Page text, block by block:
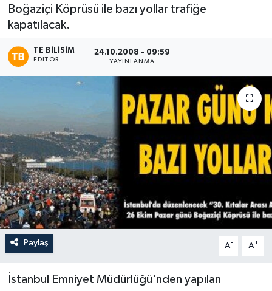
Boğaziçi Köprüsü ile bazı yollar trafiğe
kapatılacak.
TE BILISIM
EDITÖR
24.10.2008 - 09:59
YAYINLANMA
Paylaş A- A+
İstanbul Emniyet Müdürlüğü'nden yapılan